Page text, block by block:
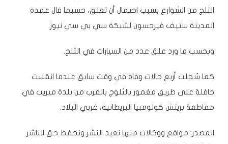
الثلج من الشوارع بسبب احتمال أن تعلق، حسبما قال عمدة
المدينةستيف فيرجسونلشبكة سي بي سي نيوز.
وبحسب ما ورد علق عدد من السيارات في الثلج.
كما سُجلت أربع حالات وفاة في وقت سابق عندما انقلبت
حافلة على طريق مغمور بالثلوج بالقرب من بلدة ميريت في
مقاطعة بريتش كولومبيا البريطانية، غربي البلاد.
المصدر: مواقع ووكالاتمنهانعيد النشر ونحفظ حق الناشر